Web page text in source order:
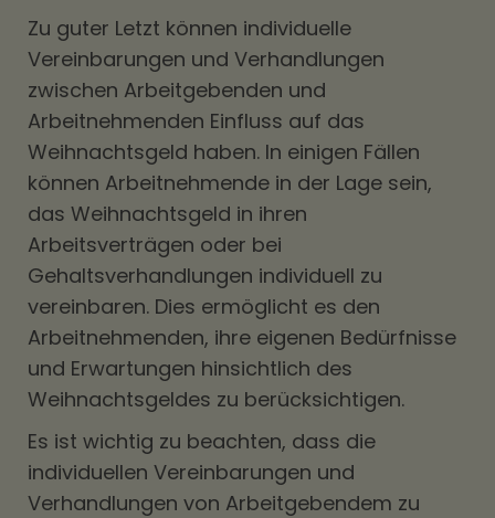
Zu guter Letzt können individuelle
Vereinbarungen und Verhandlungen
zwischen Arbeitgebenden und
Arbeitnehmenden Einfluss auf das
Weihnachtsgeld haben. In einigen Fällen
können Arbeitnehmende in der Lage sein,
das Weihnachtsgeld in ihren
Arbeitsverträgen oder bei
Gehaltsverhandlungen individuell zu
vereinbaren. Dies ermöglicht es den
Arbeitnehmenden, ihre eigenen Bedürfnisse
und Erwartungen hinsichtlich des
Weihnachtsgeldes zu berücksichtigen.
Es ist wichtig zu beachten, dass die
individuellen Vereinbarungen und
Verhandlungen von Arbeitgebendem zu